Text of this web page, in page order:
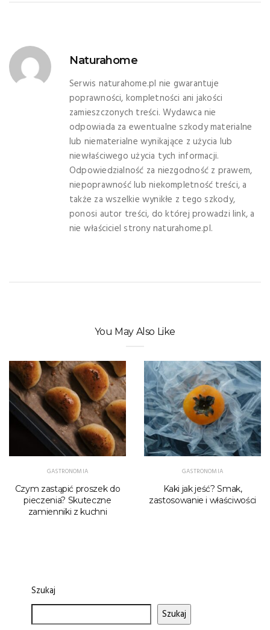
Naturahome
Serwis naturahome.pl nie gwarantuje
poprawności, kompletności ani jakości
zamieszczonych treści. Wydawca nie
odpowiada za ewentualne szkody materialne
lub niematerialne wynikające z użycia lub
niewłaściwego użycia tych informacji.
Odpowiedzialność za niezgodność z prawem,
niepoprawność lub niekompletność treści, a
także za wszelkie wynikłe z tego szkody,
ponosi autor treści, do której prowadzi link, a
nie właściciel strony naturahome.pl.
You May Also Like
GASTRONOMIA
Czym zastąpić proszek do
pieczenia? Skuteczne
zamienniki z kuchni
GASTRONOMIA
Kaki jak jeść? Smak,
zastosowanie i właściwości
Szukaj
Szukaj